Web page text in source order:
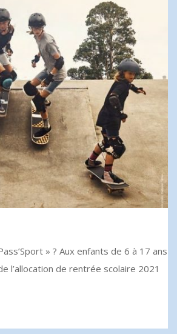
» ? Aux enfants de 6 à 17 ans
l’allocation de rentrée scolaire 2021